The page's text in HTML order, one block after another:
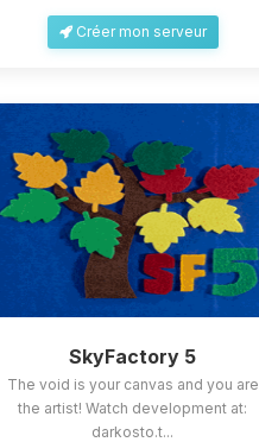
Créer mon serveur
SkyFactory 5
The void is your canvas and you are
the artist! Watch development at:
darkosto.t...